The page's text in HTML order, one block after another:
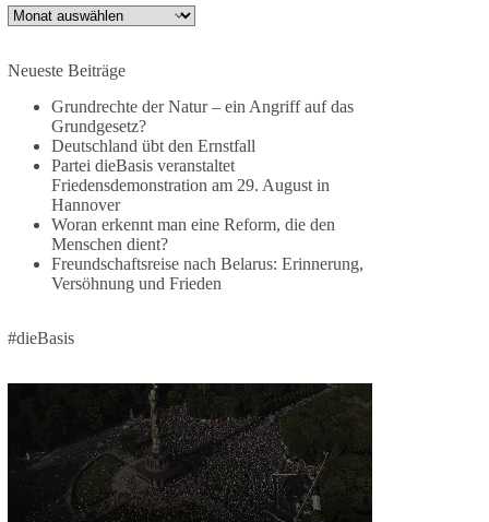
🌍 Migration darf niemals zum politischen
Die Ereignisse in Ceuta zeigen, wie schnell
Menschen zwischen geopolitische Interessen
geraten können. Unabhängig davon, welche
politischen oder diplomatischen Ursachen diese
Krise im Einzelnen hatte, eines wird deutlich:
Wenn Migration als Druckmittel eingesetzt oder
von Schleusernetzwerken ausgenutzt werden
kann, verlieren am Ende immer die Menschen.
🟩🟩🟦🟦🟥🟥🟧🟧
dieBasis meint:
instrumentalisiert, verliert den Menschen aus dem
Europa braucht eine Migrationspolitik, die auf
drei Grundpfeilern beruht:
Archiv
Neueste Beiträge
Grundrechte der Natur – ein Angriff auf das
Grundgesetz?
Deutschland übt den Ernstfall
Partei dieBasis veranstaltet
Friedensdemonstration am 29. August in
Hannover
Woran erkennt man eine Reform, die den
Menschen dient?
Freundschaftsreise nach Belarus: Erinnerung,
Versöhnung und Frieden
#dieBasis